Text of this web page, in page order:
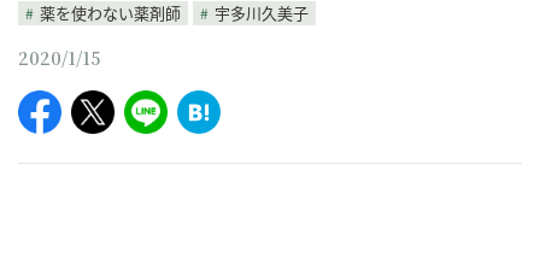
薬を使わない薬剤師
宇多川久美子
2020/1/15